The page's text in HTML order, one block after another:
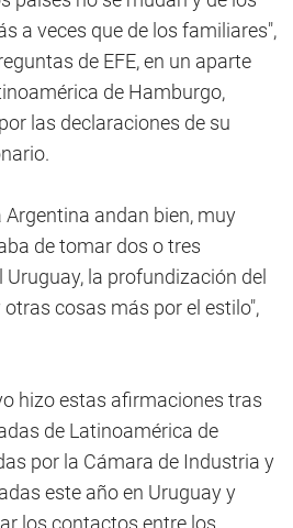
a veces que de los familiares",
de EFE, en un aparte
de Hamburgo,
las declaraciones de su
Argentina andan bien, muy
de tomar dos o tres
la profundización del
cosas más por el estilo",
hizo estas afirmaciones tras
de Latinoamérica de
por la Cámara de Industria y
este año en Uruguay y